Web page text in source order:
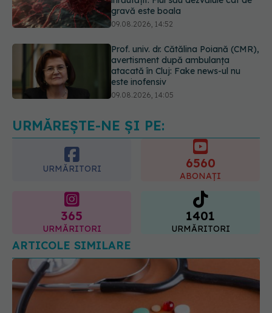
Prof. univ. dr. Cătălina Poiană (CMR),
avertisment după ambulanța
atacată în Cluj: Fake news-ul nu
09.08.2026, 14:05
Greșeala periculoasă făcută de
bolnavii de rinichi în timpul caniculei
09.08.2026, 16:00
URMĂREȘTE-NE ȘI PE:
URMĂRITORI 6560
ABONAȚI
365
URMĂRITORI
1401
URMĂRITORI
ARTICOLE SIMILARE